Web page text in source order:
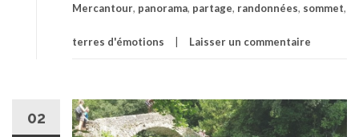
Mercantour, panorama, partage, randonnées, sommet,
terres d'émotions Laisser un commentaire
02